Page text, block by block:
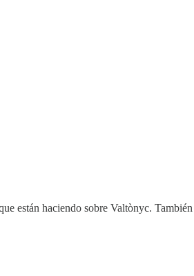
están haciendo sobre Valtònyc.